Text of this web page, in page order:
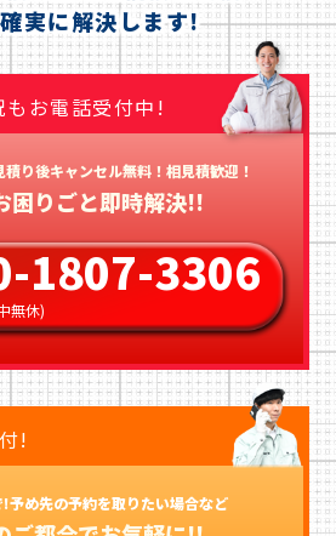
実に解決します!
お電話受付中!
り後キャンセル無料！相見積歓迎！
困りごと即時解決!!
1807-3306
無休)
!
!予め先の予約を取りたい場合など